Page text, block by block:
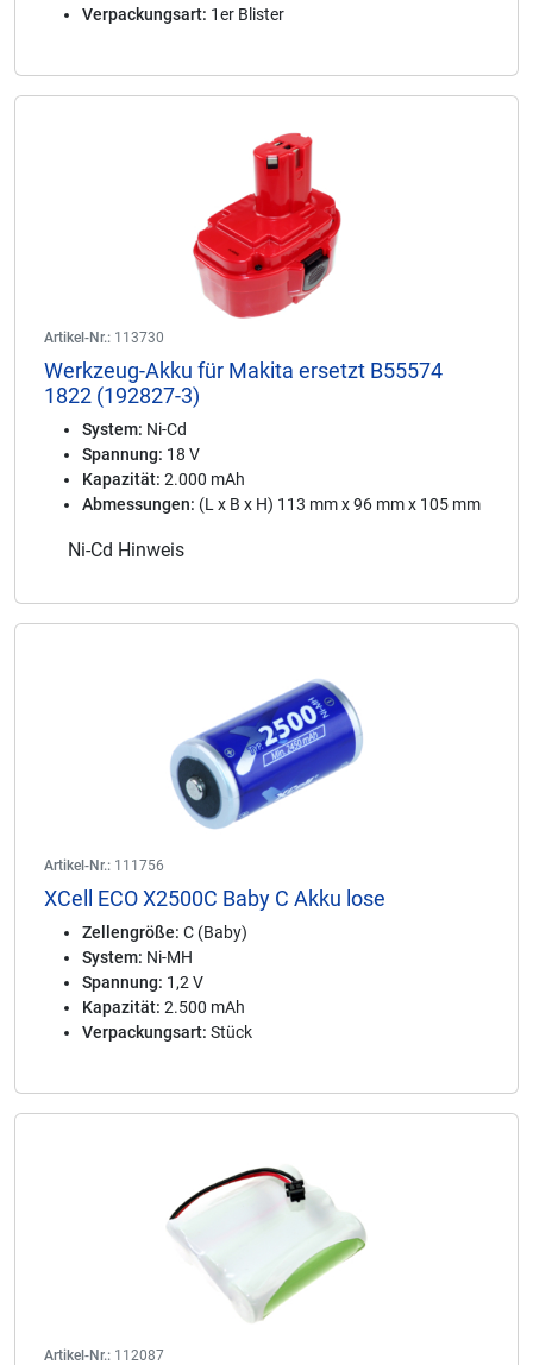
Verpackungsart: 1er Blister
Artikel-Nr.: 113730
Werkzeug-Akku für Makita ersetzt B55574
1822 (192827-3)
System: Ni-Cd
Spannung: 18 V
Kapazität: 2.000 mAh
Abmessungen: (L x B x H) 113 mm x 96 mm x 105 mm
Ni-Cd Hinweis
Artikel-Nr.: 111756
XCell ECO X2500C Baby C Akku lose
Zellengröße: C (Baby)
System: Ni-MH
Spannung: 1,2 V
Kapazität: 2.500 mAh
Verpackungsart: Stück
Artikel-Nr.: 112087